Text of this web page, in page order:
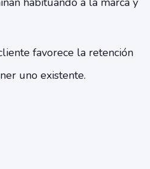
favorece la retención
uno existente.